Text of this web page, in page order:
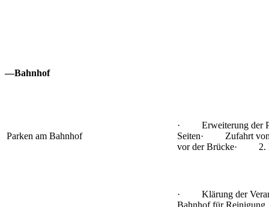
—Bahnhof
Parken am Bahnhof
· Erweiterung der
Seiten· Zufahrt von
vor der Brücke· 2.
· Klärung der
Bahnhof für